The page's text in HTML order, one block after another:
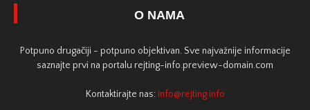
O NAMA
Potpuno drugačiji - potpuno objektivan. Sve najvažnije informacije
saznajte prvi na portalu rejting-info.preview-domain.com
Kontaktirajte nas: info@rejting.info